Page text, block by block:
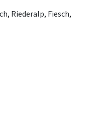
Riederalp, Fiesch,